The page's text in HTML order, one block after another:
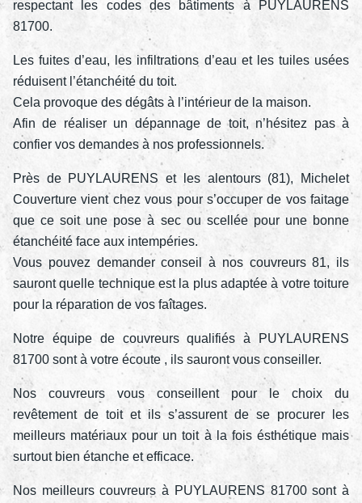
respectant les codes des bâtiments à PUYLAURENS
81700.
Les fuites d’eau, les infiltrations d’eau et les tuiles usées
réduisent l’étanchéité du toit.
Cela provoque des dégâts à l’intérieur de la maison.
Afin de réaliser un dépannage de toit, n’hésitez pas à
confier vos demandes à nos professionnels.
Près de PUYLAURENS et les alentours (81), Michelet
Couverture vient chez vous pour s’occuper de vos faitage
que ce soit une pose à sec ou scellée pour une bonne
étanchéité face aux intempéries.
Vous pouvez demander conseil à nos couvreurs 81, ils
sauront quelle technique est la plus adaptée à votre toiture
pour la réparation de vos faîtages.
Notre équipe de couvreurs qualifiés à PUYLAURENS
81700 sont à votre écoute , ils sauront vous conseiller.
Nos couvreurs vous conseillent pour le choix du
revêtement de toit et ils s’assurent de se procurer les
meilleurs matériaux pour un toit à la fois ésthétique mais
surtout bien étanche et efficace.
Nos meilleurs couvreurs à PUYLAURENS 81700 sont à